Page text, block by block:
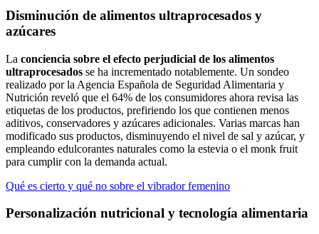
Disminución de alimentos ultraprocesados y
azúcares
La conciencia sobre el efecto perjudicial de los alimentos
ultraprocesados se ha incrementado notablemente. Un sondeo
realizado por la Agencia Española de Seguridad Alimentaria y
Nutrición reveló que el 64% de los consumidores ahora revisa las
etiquetas de los productos, prefiriendo los que contienen menos
aditivos, conservadores y azúcares adicionales. Varias marcas han
modificado sus productos, disminuyendo el nivel de sal y azúcar, y
empleando edulcorantes naturales como la estevia o el monk fruit
para cumplir con la demanda actual.
Qué es cierto y qué no sobre el vibrador femenino
Personalización nutricional y tecnología alimentaria